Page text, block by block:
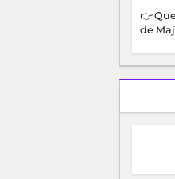
👉
de